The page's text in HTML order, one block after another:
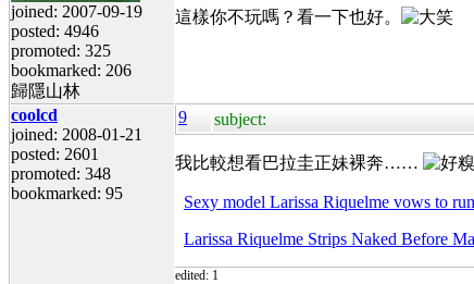
joined: 2007-09-19
posted: 4946
promoted: 325
bookmarked: 206
歸隱山林
這樣你不玩嗎？看一下也好。
coolcd
joined: 2008-01-21
posted: 2601
promoted: 348
bookmarked: 95
9 subject:
我比較想看巴拉圭正妹裸奔……
Sexy model Larissa Riquelme vows to
Larissa Riquelme Strips Naked Before
edited: 1